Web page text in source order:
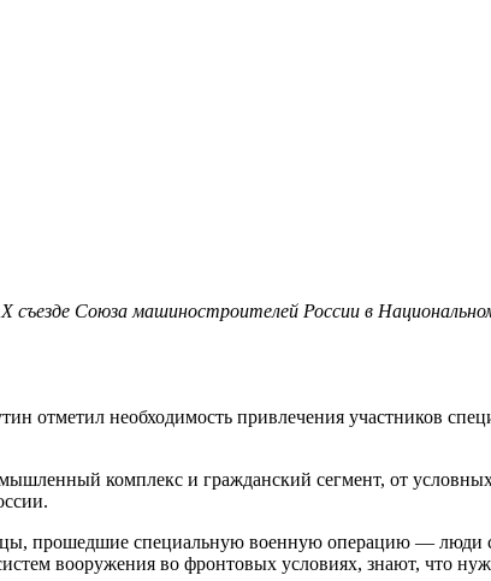
Союза машиностроителей России в
отметил необходимость привлечения участников
комплекс и гражданский сегмент, от
прошедшие специальную военную операцию — люди
вооружения во фронтовых условиях, знают, что